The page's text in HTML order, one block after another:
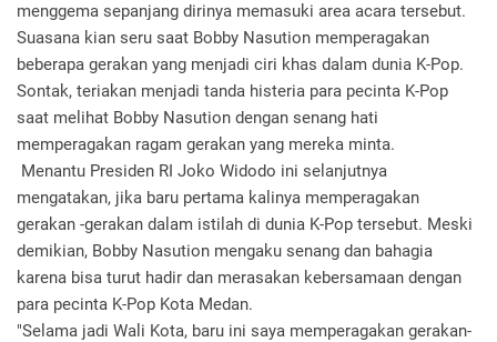
menggema sepanjang dirinya memasuki area acara tersebut.
Suasana kian seru saat Bobby Nasution memperagakan
beberapa gerakan yang menjadi ciri khas dalam dunia K-Pop.
Sontak, teriakan menjadi tanda histeria para pecinta K-Pop
saat melihat Bobby Nasution dengan senang hati
memperagakan ragam gerakan yang mereka minta.
Menantu Presiden RI Joko Widodo ini selanjutnya
mengatakan, jika baru pertama kalinya memperagakan
gerakan -gerakan dalam istilah di dunia K-Pop tersebut. Meski
demikian, Bobby Nasution mengaku senang dan bahagia
karena bisa turut hadir dan merasakan kebersamaan dengan
para pecinta K-Pop Kota Medan.
"Selama jadi Wali Kota, baru ini saya memperagakan gerakan-